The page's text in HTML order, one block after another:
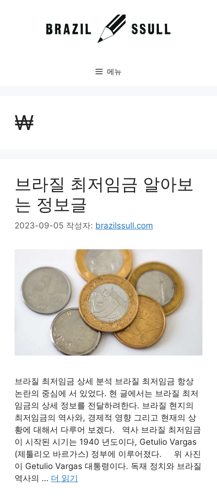
메뉴
₩
브라질 최저임금 알아보
는 정보글
2023-09-05 작성자: brazilssull.com
브라질 최저임금 상세 분석 브라질 최저임금 항상
논란의 중심에 서 있었다. 현 글에서는 브라질 최저
임금의 상세 정보를 전달하려한다. 브라질 현지의
최저임금의 역사와, 경제적 영향 그리고 현재의 상
황에 대해서 다루어 보겠다. 역사 브라질 최저임금
이 시작된 시기는 1940 년도이다, Getulio Vargas
(제툴리오 바르가스) 정부에 이루어졌다. 위 사진
이 Getulio Vargas 대통령이다. 독재 정치와 브라질
역사의 … 더 읽기